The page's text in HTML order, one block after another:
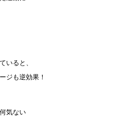
いると、
ジも逆効果！
気ない